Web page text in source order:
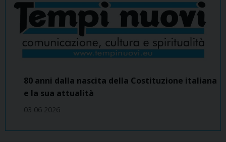
80 anni dalla nascita della Costituzione italiana
e la sua attualità
03 06 2026